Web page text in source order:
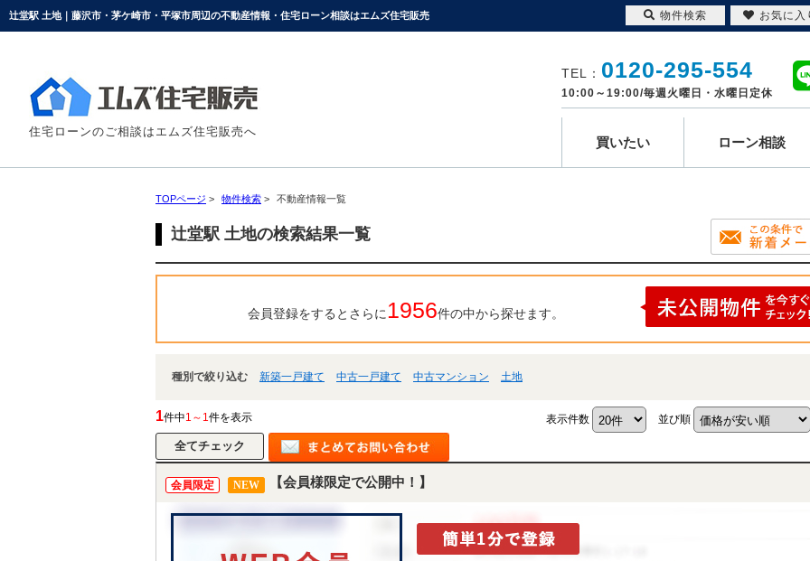
辻堂駅 土地｜藤沢市・茅ケ崎市・平塚市周辺の不動産情報・住宅ローン相談はエムズ住宅販売
住宅ローンのご相談はエムズ住宅販売へ
TEL： 0120-295-554
10:00～19:00/毎週火曜日・水曜日定休
買いたい ローン相談
TOPページ > 物件検索 > 不動産情報一覧
辻堂駅 土地の検索結果一覧
会員登録をするとさらに 1956件の中から探せます。
種別で絞り込む 新築一戸建て 中古一戸建て 中古マンション 土地
1件中1～1件を表示 表示件数 並び順
会員限定 NEW 【会員様限定で公開中！】
物件検索 お気に入